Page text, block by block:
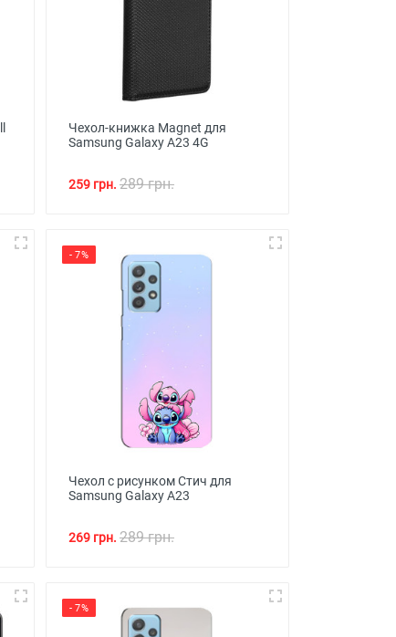
Чехол-книжка Magnet для
Samsung Galaxy A23 4G
259 грн. 289 грн.
- 7%
Чехол с рисунком Стич для
Samsung Galaxy A23
269 грн. 289 грн.
- 7%